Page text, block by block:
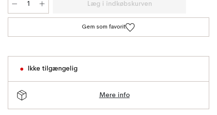
Læg i indkøbskurven
Gem som favorit
Ikke tilgængelig
Mere info